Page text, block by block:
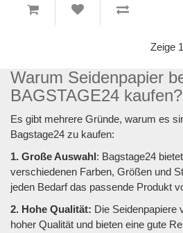
Zeige
Warum Seidenpapier
BAGSTAGE24 kaufen?
Es gibt mehrere Gründe, warum es
Bagstage24 zu kaufen:
1. Große Auswahl: Bagstage24
verschiedenen Farben, Größen und
jeden Bedarf das passende Produkt
2. Hohe Qualität: Die Seidenpapiere
hoher Qualität und bieten eine gute